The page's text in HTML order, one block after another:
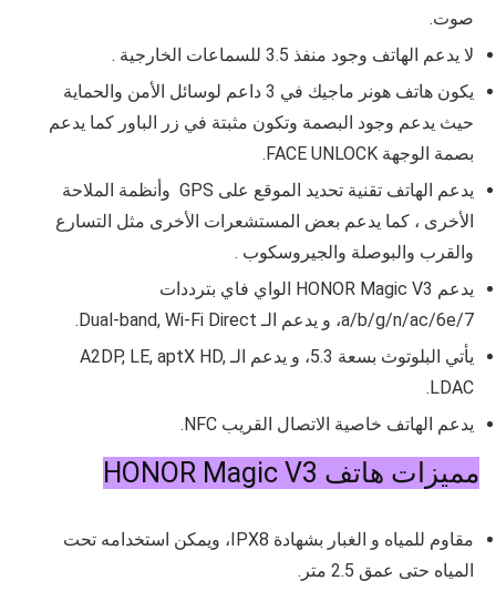
صوت.
لا يدعم الهاتف وجود منفذ 3.5 للسماعات الخارجية .
يكون هاتف هونر ماجيك في 3
داعم لوسائل الأمن والحماية
حيث يدعم وجود البصمة وتكون مثبتة في زر الباور كما يدعم
بصمة الوجهة FACE UNLOCK.
يدعم الهاتف تقنية تحديد الموقع على GPS وأنظمة الملاحة
الأخرى ، كما يدعم بعض المستشعرات الأخرى مثل التسارع
والقرب والبوصلة والجيروسكوب .
يدعم HONOR Magic V3 الواي فاي بترددات
a/b/g/n/ac/6e/7، و يدعم الـ Dual-band, Wi-Fi Direct.
يأتي البلوتوث بسعة 5.3، و يدعم الـ A2DP, LE, aptX HD,
LDAC.
يدعم الهاتف خاصية الاتصال القريب NFC.
مميزات هاتف HONOR Magic V3
مقاوم للمياه و الغبار بشهادة
IPX8، ويمكن استخدامه تحت
المياه حتى عمق 2.5 متر.